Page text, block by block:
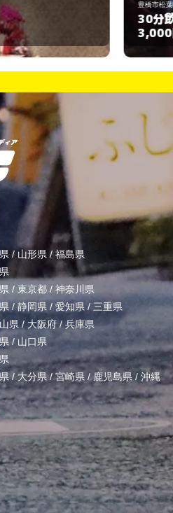
/ 山形県/ 福島県
/ 東京都 / 神奈川県
/ 静岡県 / 愛知県 / 三重県
県/ 大阪府 /兵庫県
/ 山口県
/ 大分県/宮崎県 /鹿児島県 / 沖縄